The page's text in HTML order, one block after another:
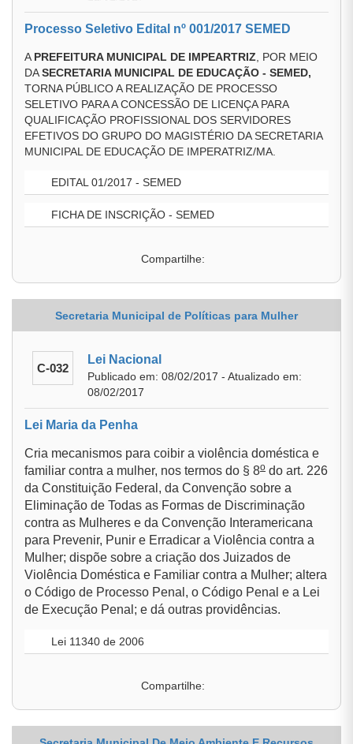
Processo Seletivo Edital nº 001/2017 SEMED
A PREFEITURA MUNICIPAL DE IMPEARTRIZ , POR MEIO
DASECRETARIA MUNICIPAL DE EDUCAÇÃO - SEMED,
TORNA PÚBLICO A REALIZAÇÃO DE PROCESSO
SELETIVO PARA A CONCESSÃO DE LICENÇA PARA
QUALIFICAÇÃO PROFISSIONAL DOS SERVIDORES
EFETIVOS DO GRUPO DO MAGISTÉRIO DA SECRETARIA
MUNICIPAL DE EDUCAÇÃO DE IMPERATRIZ/MA.
EDITAL 01/2017 - SEMED
FICHA DE INSCRIÇÃO - SEMED
Compartilhe:
Secretaria Municipal de Políticas para Mulher
C-032
Lei Nacional
Publicado em: 08/02/2017 - Atualizado em:
08/02/2017
Lei Maria da Penha
Cria mecanismos para coibir a violência doméstica e
familiar contra a mulher, nos termos do § 8o do art. 226
da Constituição Federal, da Convenção sobre a
Eliminação de Todas as Formas de Discriminação
contra as Mulheres e da Convenção Interamericana
para Prevenir, Punir e Erradicar a Violência contra a
Mulher; dispõe sobre a criação dos Juizados de
Violência Doméstica e Familiar contra a Mulher; altera
o Código de Processo Penal, o Código Penal e a Lei
de Execução Penal; e dá outras providências.
Lei 11340 de 2006
Compartilhe: